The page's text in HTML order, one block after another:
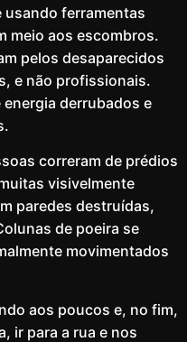
usando ferramentas
meio aos escombros.
pelos desaparecidos
e não profissionais.
derrubados e
correram de prédios
visivelmente
paredes destruídas,
de poeira se
movimentados
aos poucos e, no fim,
ir para a rua e nos